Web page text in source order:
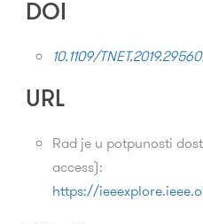
DOI
10.1109/
URL
Rad je u potpunosti
access):
https://